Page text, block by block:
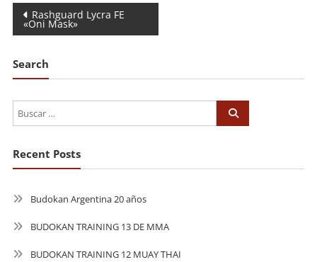
Navegación
de
entradas
Rashguard Lycra FE
«Oni Mask»
Search
Recent Posts
Budokan Argentina 20 años
BUDOKAN TRAINING 13 DE MMA
BUDOKAN TRAINING 12 MUAY THAI